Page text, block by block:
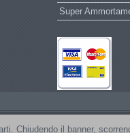
Super
Chiudendo il banner,